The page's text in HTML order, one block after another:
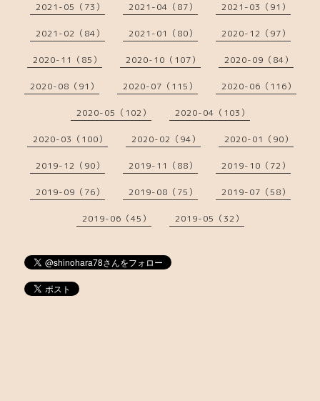
2021-05（73） 2021-04（87） 2021-03（91）
2021-02（84） 2021-01（80） 2020-12（97）
2020-11（85） 2020-10（107） 2020-09（84）
2020-08（91） 2020-07（115） 2020-06（116）
2020-05（102） 2020-04（103）
2020-03（100） 2020-02（94） 2020-01（90）
2019-12（90） 2019-11（88） 2019-10（72）
2019-09（76） 2019-08（75） 2019-07（58）
2019-06（45） 2019-05（32）